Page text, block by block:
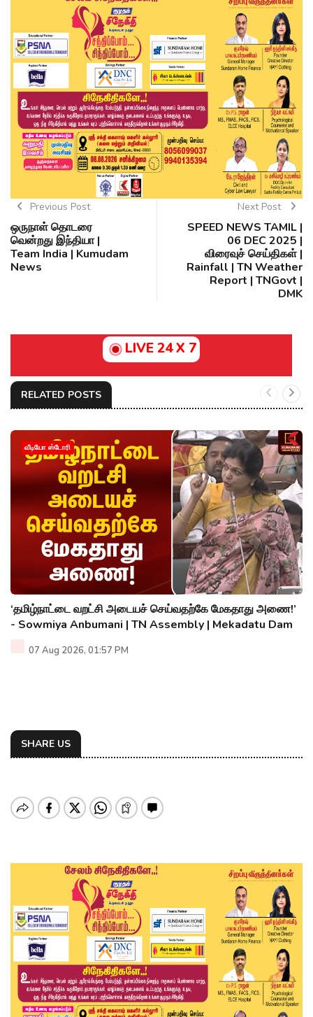
Previous Post
ஒருநாள் தொடரை
வென்றது இந்தியா |
Team India | Kumudam
News
Next Post
SPEED NEWS TAMIL |
06 DEC 2025 |
விரைவுச் செய்திகள் |
Rainfall | TN Weather
Report | TNGovt |
DMK
LIVE 24 X 7
RELATED POSTS
வீடியோ ஸ்டோரி
‘தமிழ்நாட்டை வறட்சி அடையச் செய்வதற்கே மேகதாது அணை!’
- Sowmiya Anbumani | TN Assembly | Mekadatu Dam
07 Aug 2026, 01:57 PM
SHARE US